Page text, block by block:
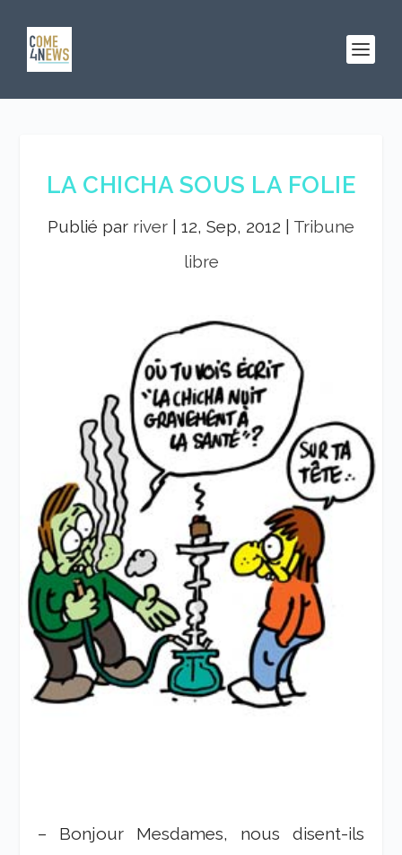
LA CHICHA SOUS LA FOLIE
Publié par river 12, Sep, 2012
Tribune
libre
– Bonjour Mesdames, nous disent-ils